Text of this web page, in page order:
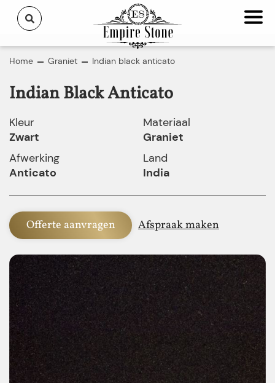
Home Graniet Indian black anticato
Indian Black Anticato
Kleur
Zwart
Afwerking
Anticato
Materiaal
Graniet
Land
India
Offerte aanvragen Afspraak maken